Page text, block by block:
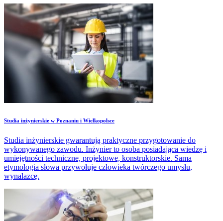
Studia inżynierskie w Poznaniu i Wielkopolsce
Studia inżynierskie gwarantują praktyczne przygotowanie do
wykonywanego zawodu. Inżynier to osoba posiadająca wiedzę i
umiejętności techniczne, projektowe, konstruktorskie. Sama
etymologia słowa przywołuje człowieka twórczego umysłu,
wynalazcę.